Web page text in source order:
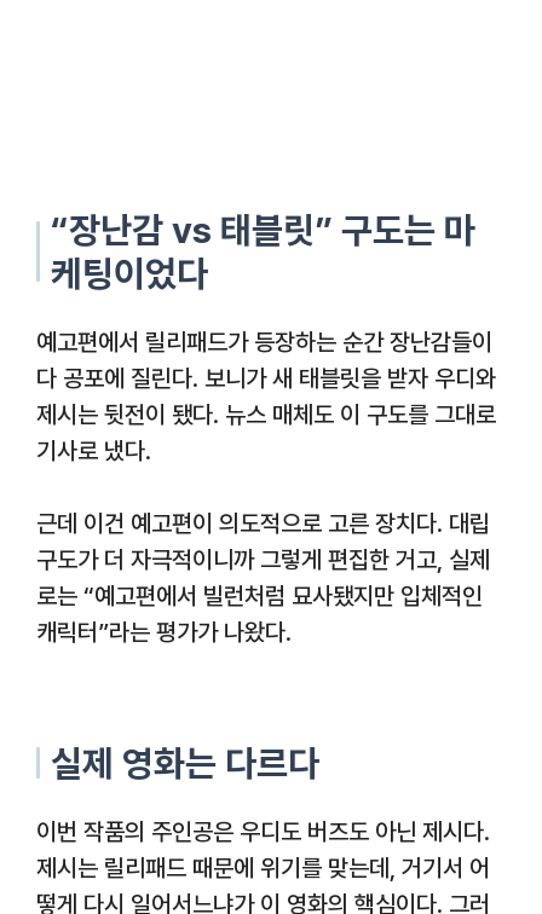
“장난감 vs 태블릿” 구도는 마
케팅이었다
예고편에서 릴리패드가 등장하는 순간 장난감들이
다 공포에 질린다. 보니가 새 태블릿을 받자 우디와
제시는 뒷전이 됐다. 뉴스 매체도 이 구도를 그대로
기사로 냈다.
근데 이건 예고편이 의도적으로 고른 장치다. 대립
구도가 더 자극적이니까 그렇게 편집한 거고, 실제
로는 “예고편에서 빌런처럼 묘사됐지만 입체적인
캐릭터”라는 평가가 나왔다.
실제 영화는 다르다
이번 작품의 주인공은 우디도 버즈도 아닌 제시다.
제시는 릴리패드 때문에 위기를 맞는데, 거기서 어
떻게 다시 일어서느냐가 이 영화의 핵심이다. 그러